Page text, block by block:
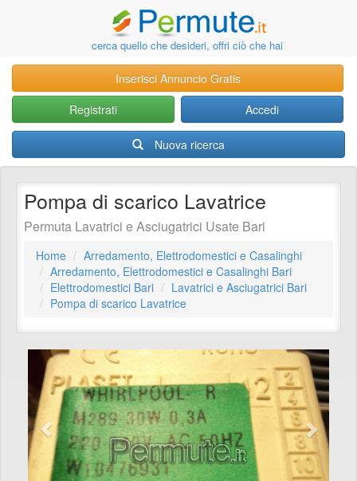
cerca quello che desideri, offri ciò che hai
Inserisci Annuncio Gratis
Registrati
Accedi
Nuova ricerca
Pompa di scarico Lavatrice
Permuta Lavatrici e Asciugatrici Usate Bari
Home
Arredamento, Elettrodomestici e Casalinghi
Arredamento, Elettrodomestici e Casalinghi Bari
Elettrodomestici Bari
Lavatrici e Asciugatrici Bari
Pompa di scarico Lavatrice